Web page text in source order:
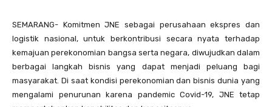
SEMARANG- Komitmen JNE sebagai perusahaan ekspres dan
logistik nasional, untuk berkontribusi secara nyata terhadap
kemajuan perekonomian bangsa serta negara, diwujudkan dalam
berbagai langkah bisnis yang dapat menjadi peluang bagi
masyarakat. Di saat kondisi perekonomian dan bisnis dunia yang
mengalami penurunan karena pandemic Covid-19, JNE tetap